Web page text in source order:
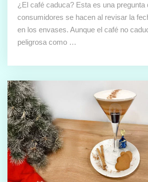
¿El café caduca? Esta es una pregunta
consumidores se hacen al revisar la
en los envases. Aunque el café no
peligrosa como …